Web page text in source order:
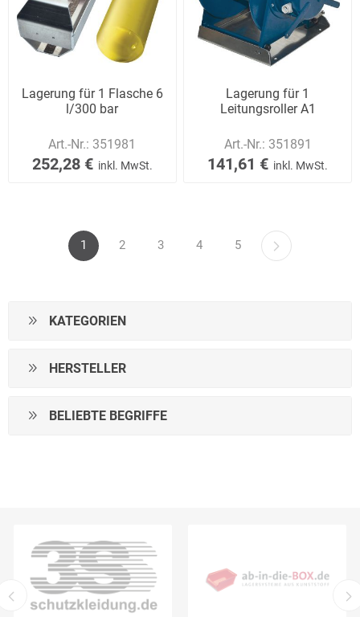
Lagerung für 1 Flasche 6
l/300 bar
Art.-Nr.: 351981
252,28 € inkl. MwSt.
Lagerung für 1
Leitungsroller A1
Art.-Nr.: 351891
141,61 € inkl. MwSt.
1 2 3 4 5
KATEGORIEN
HERSTELLER
BELIEBTE BEGRIFFE